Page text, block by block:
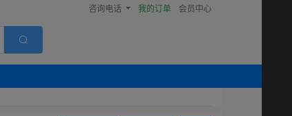
咨询电话 我的订单 会员中心